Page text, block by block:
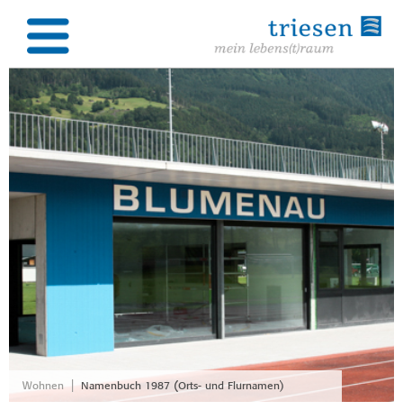
Wohnen Namenbuch 1987 (Orts- und Flurnamen)